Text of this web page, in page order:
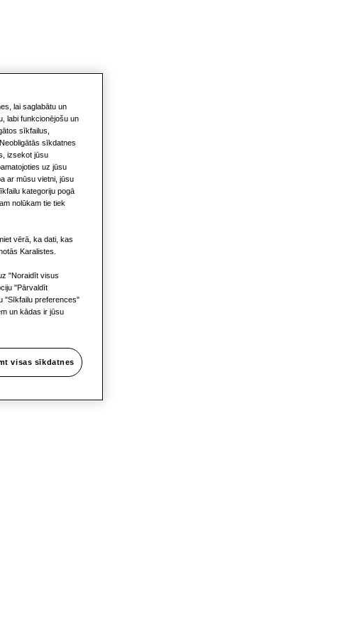
lai saglabātu un
labi funkcionējošu un
sīkfailus,
sīkdatnes
izsekot jūsu
uz jūsu
ar mūsu vietni, jūsu
kategoriju pogā
nolūkam tie tiek
vērā, ka dati, kas
Karalistes.
"Noraidīt visus
"Pārvaldīt
"Sīkfailu preferences"
un kādas ir jūsu
visas sīkdatnes